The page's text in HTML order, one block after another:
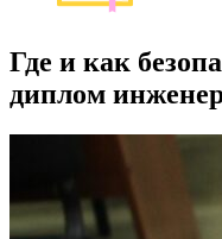
Где и как
диплом